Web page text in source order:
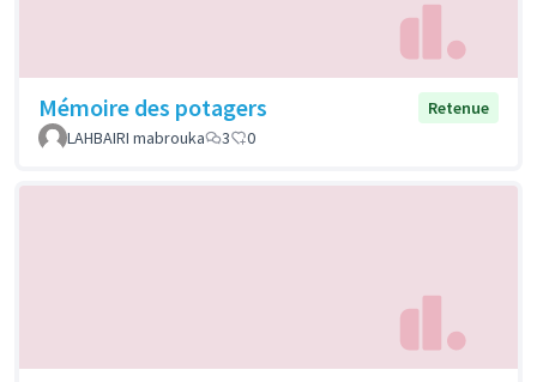
Mémoire des potagers
Retenue
LAHBAIRI mabrouka
3 0